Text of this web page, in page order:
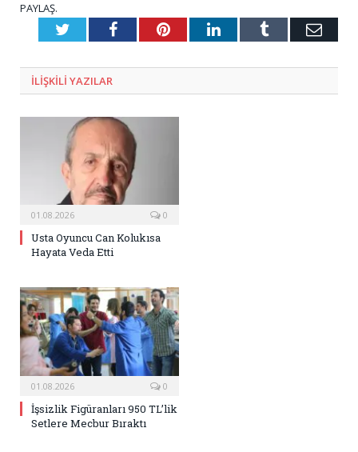
PAYLAŞ.
TwitterFacebookPinterestLinkedInTumblr E-
ILIŞKILI YAZILAR
01.08.2026 0
Usta Oyuncu Can Kolukısa
Hayata Veda Etti
01.08.2026 0
İşsizlik Figüranları 950 TL’lik
Setlere Mecbur Bıraktı